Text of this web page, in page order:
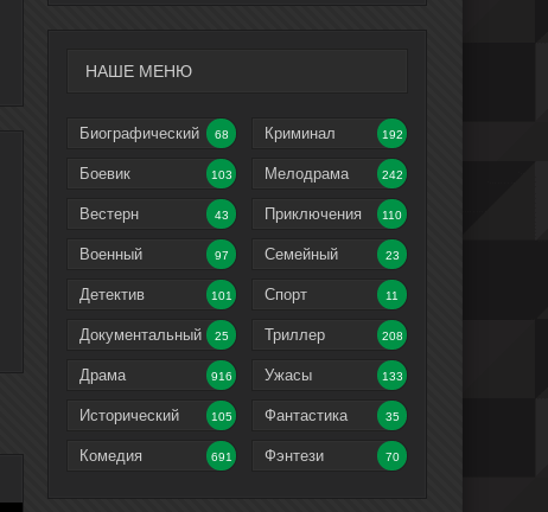
НАШЕ МЕНЮ
Биографический 68
Боевик 103
Вестерн 43
Военный 97
Детектив 101
Документальный 25
Драма 916
Исторический 105
Комедия 691
Криминал 192
Мелодрама 242
Приключения 110
Семейный 23
Спорт 11
Триллер 208
Ужасы 133
Фантастика 35
Фэнтези 70